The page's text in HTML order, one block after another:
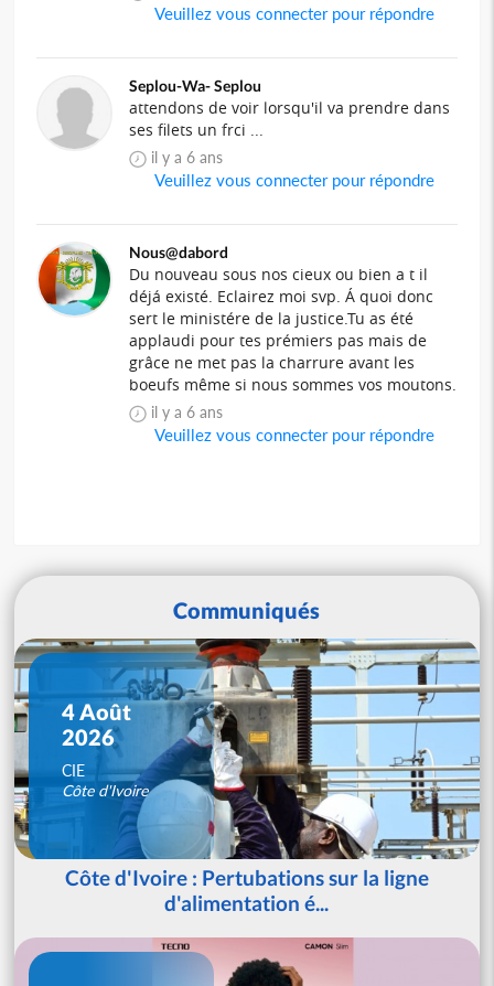
Veuillez vous connecter pour répondre
Seplou-Wa- Seplou
attendons de voir lorsqu'il va prendre dans
ses filets un frci ...
il y a 6 ans
Veuillez vous connecter pour répondre
Nous@dabord
Du nouveau sous nos cieux ou bien a t il
déjá existé. Eclairez moi svp. Á quoi donc
sert le ministére de la justice.Tu as été
applaudi pour tes prémiers pas mais de
grâce ne met pas la charrure avant les
boeufs même si nous sommes vos moutons.
il y a 6 ans
Veuillez vous connecter pour répondre
Communiqués
4 Août
2026
CIE
Côte d'Ivoire
Côte d'Ivoire : Pertubations sur la ligne
d'alimentation é...